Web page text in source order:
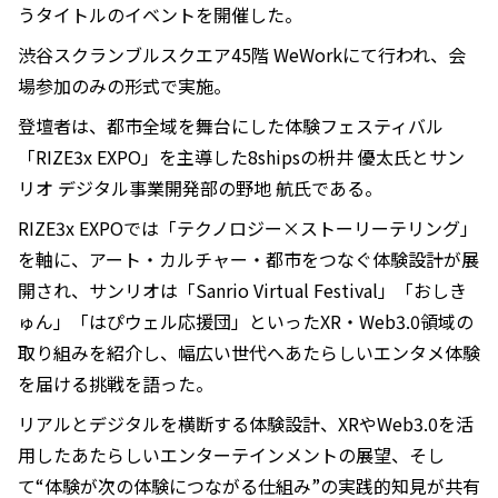
うタイトルのイベントを開催した。
渋谷スクランブルスクエア45階 WeWorkにて行われ、会
場参加のみの形式で実施。
登壇者は、都市全域を舞台にした体験フェスティバル
「RIZE3x EXPO」を主導した8shipsの枡井 優太氏とサン
リオ デジタル事業開発部の野地 航氏である。
RIZE3x EXPOでは「テクノロジー×ストーリーテリング」
を軸に、アート・カルチャー・都市をつなぐ体験設計が展
開され、サンリオは「Sanrio Virtual Festival」「おしき
ゅん」「はぴウェル応援団」といったXR・Web3.0領域の
取り組みを紹介し、幅広い世代へあたらしいエンタメ体験
を届ける挑戦を語った。
リアルとデジタルを横断する体験設計、XRやWeb3.0を活
用したあたらしいエンターテインメントの展望、そし
て“体験が次の体験につながる仕組み”の実践的知見が共有